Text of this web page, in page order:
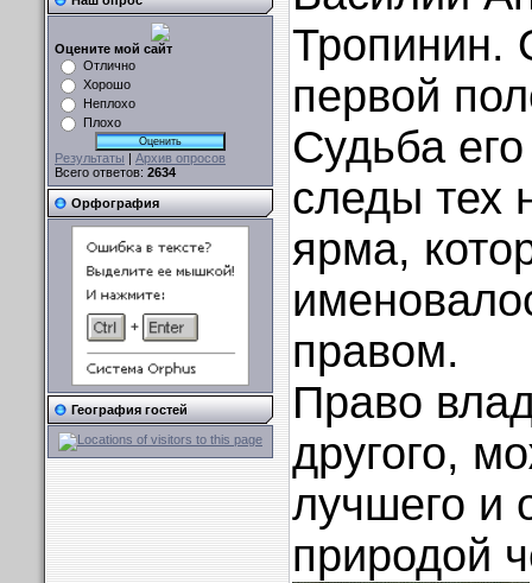
Оцените мой сайт
Отлично
Хорошо
Неплохо
Плохо
Результаты | Архив опросов
Всего ответов: 2634
Орфография
География гостей
Тропинин.
первой
Судьба
следы тех
ярма,
правом.
Право
другого,
лучшего и
природой